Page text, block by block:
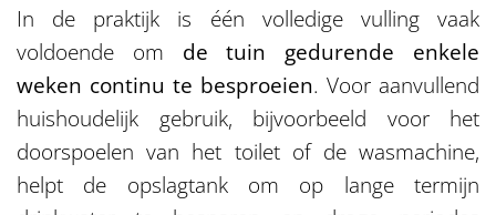
In de praktijk is één volledige vulling vaak
voldoende om de tuin gedurende enkele
weken continu te besproeien. Voor aanvullend
huishoudelijk gebruik, bijvoorbeeld voor het
doorspoelen van het toilet of de wasmachine,
helpt de opslagtank om op lange termijn